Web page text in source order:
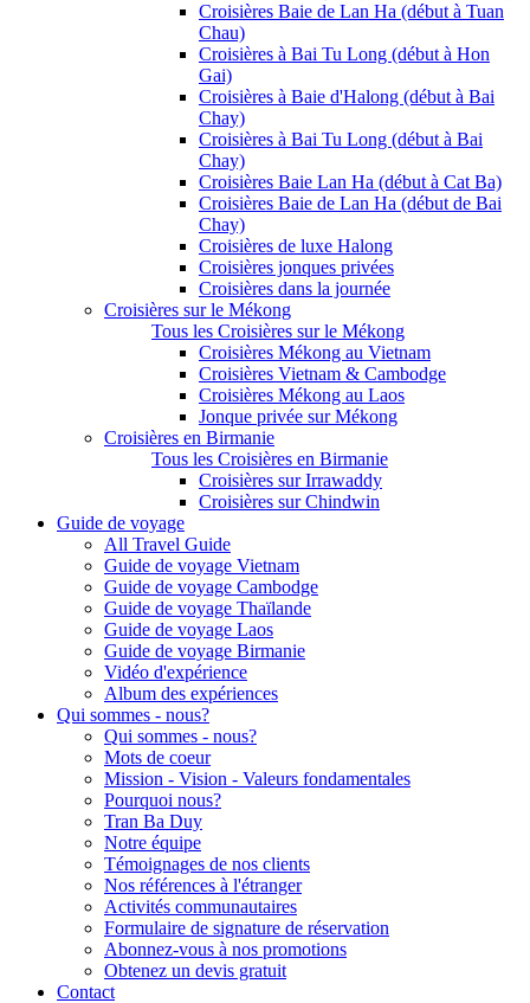
Croisières Baie de Lan Ha (début à Tuan
Chau)
Croisières à Bai Tu Long (début à Hon
Gai)
Croisières à Baie d'Halong (début à Bai
Chay)
Croisières à Bai Tu Long (début à Bai
Chay)
Croisières Baie Lan Ha (début à Cat Ba)
Croisières Baie de Lan Ha (début de Bai
Chay)
Croisières de luxe Halong
Croisières jonques privées
Croisières dans la journée
Croisières sur le Mékong
Tous les Croisières sur le Mékong
Croisières Mékong au Vietnam
Croisières Vietnam & Cambodge
Croisières Mékong au Laos
Jonque privée sur Mékong
Croisières en Birmanie
Tous les Croisières en Birmanie
Croisières sur Irrawaddy
Croisières sur Chindwin
Guide de voyage
All Travel Guide
Guide de voyage Vietnam
Guide de voyage Cambodge
Guide de voyage Thaïlande
Guide de voyage Laos
Guide de voyage Birmanie
Vidéo d'expérience
Album des expériences
Qui sommes - nous?
Qui sommes - nous?
Mots de coeur
Mission - Vision - Valeurs fondamentales
Pourquoi nous?
Tran Ba Duy
Notre équipe
Témoignages de nos clients
Nos références à l'étranger
Activités communautaires
Formulaire de signature de réservation
Abonnez-vous à nos promotions
Obtenez un devis gratuit
Contact